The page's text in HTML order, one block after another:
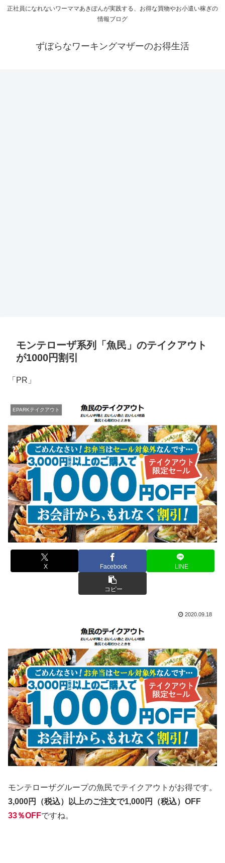
正社員になれないワーママあきぽんが実践する、お得な買物やお小遣い稼ぎの
情報ブログ
ずぼらなワーキングマザーのお得生活
モンテローザ系列「魚民」のテイクアウト
が1000円割引
「PR」
EPARKテイクアウト
X Facebook LINE
コピー
2020.09.18
モンテローザグループの魚民でテイクアウトがお得です。
3,000円（税込）以上のご注文で1,000円（税込）OFF
33％OFFですね。